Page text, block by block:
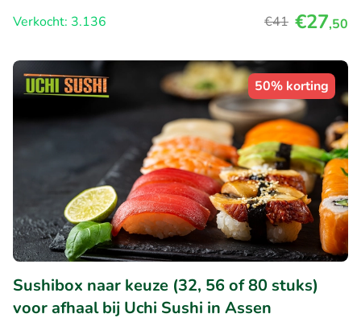
Verkocht: 3.136
€41 €27,50
50% korting
Sushibox naar keuze (32, 56 of 80 stuks)
voor afhaal bij Uchi Sushi in Assen